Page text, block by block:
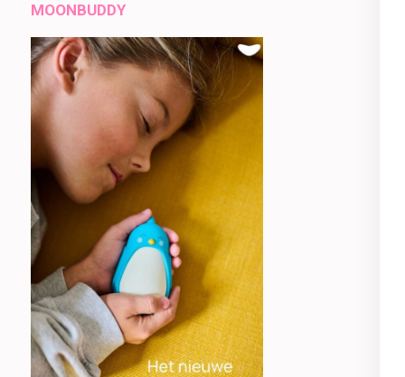
MOONBUDDY